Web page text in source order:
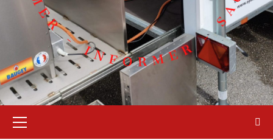
principal